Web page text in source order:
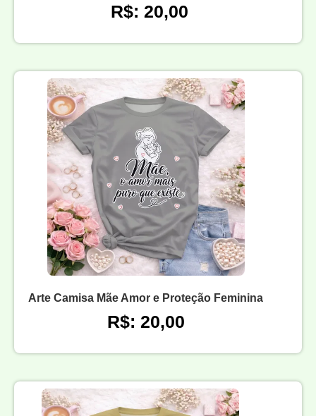
R$: 20,00
Arte Camisa Mãe Amor e Proteção Feminina
R$: 20,00